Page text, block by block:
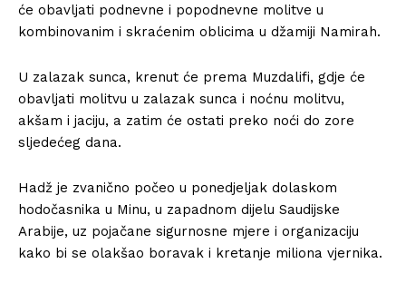
će obavljati podnevne i popodnevne molitve u
kombinovanim i skraćenim oblicima u džamiji Namirah.
U zalazak sunca, krenut će prema Muzdalifi, gdje će
obavljati molitvu u zalazak sunca i noćnu molitvu,
akšam i jaciju, a zatim će ostati preko noći do zore
sljedećeg dana.
Hadž je zvanično počeo u ponedjeljak dolaskom
hodočasnika u Minu, u zapadnom dijelu Saudijske
Arabije, uz pojačane sigurnosne mjere i organizaciju
kako bi se olakšao boravak i kretanje miliona vjernika.